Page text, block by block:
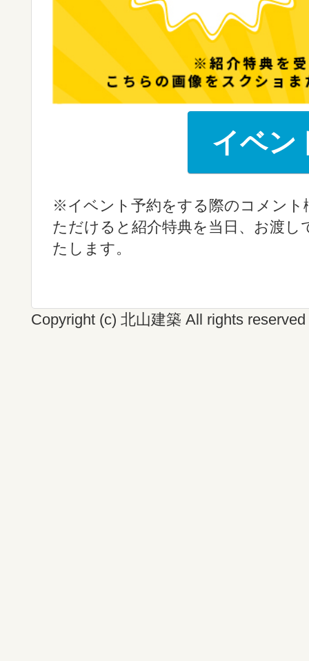
イベン
※イベント予約をする際のコメント
ただけると紹介特典を当日、お渡
たします。
Copyright (c) 北山建築 All rights reserved